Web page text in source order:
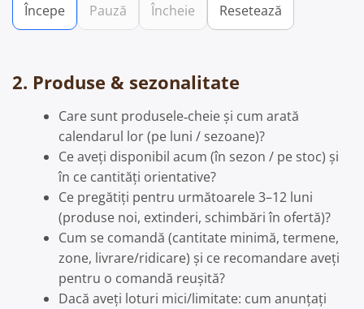
Începe Pauză Încheie Resetează
2. Produse & sezonalitate
Care sunt produsele‑cheie și cum arată
calendarul lor (pe luni / sezoane)?
Ce aveți disponibil acum (în sezon / pe stoc) și
în ce cantități orientative?
Ce pregătiți pentru următoarele 3–12 luni
(produse noi, extinderi, schimbări în ofertă)?
Cum se comandă (cantitate minimă, termene,
zone, livrare/ridicare) și ce recomandare aveți
pentru o comandă reușită?
Dacă aveți loturi mici/limitate: cum anunțați